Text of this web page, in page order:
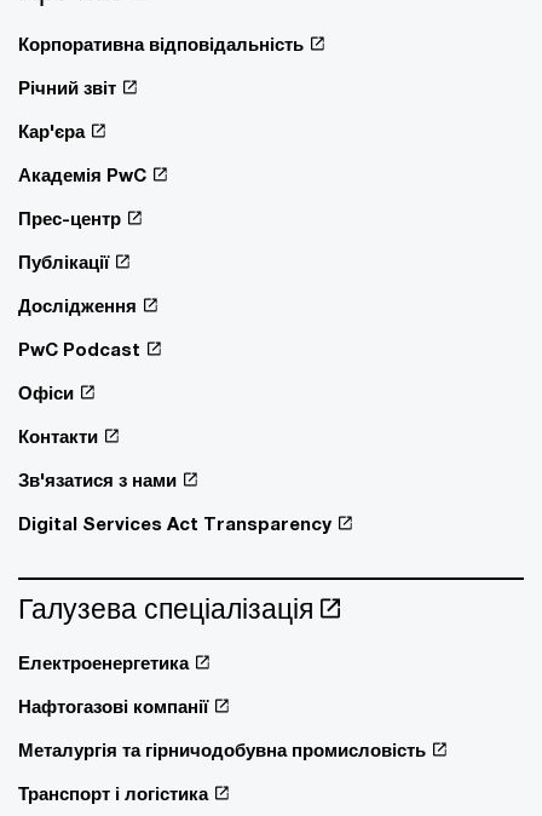
Корпоративна відповідальність
Річний звіт
Кар'єра
Академія PwC
Прес-центр
Публікації
Дослідження
PwC Podcast
Офіси
Контакти
Зв'язатися з нами
Digital Services Act Transparency
Галузева спеціалізація
Електроенергетика
Нафтогазові компанії
Металургія та гірничодобувна промисловість
Транспорт і логістика